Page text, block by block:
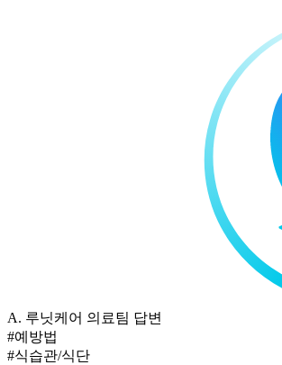
A. 루닛케어 의료팀 답변
#예방법
#식습관/식단